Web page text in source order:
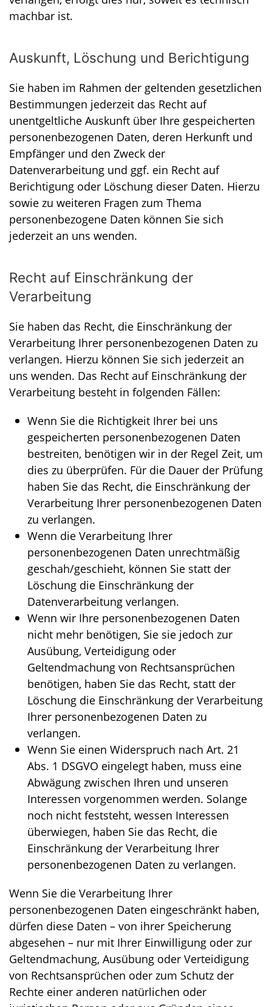
machbar ist.
Auskunft, Löschung und Berichtigung
Sie haben im Rahmen der geltenden gesetzlichen
Bestimmungen jederzeit das Recht auf
unentgeltliche Auskunft über Ihre gespeicherten
personenbezogenen Daten, deren Herkunft und
Empfänger und den Zweck der
Datenverarbeitung und ggf. ein Recht auf
Berichtigung oder Löschung dieser Daten. Hierzu
sowie zu weiteren Fragen zum Thema
personenbezogene Daten können Sie sich
jederzeit an uns wenden.
Recht auf Einschränkung der
Verarbeitung
Sie haben das Recht, die Einschränkung der
Verarbeitung Ihrer personenbezogenen Daten zu
verlangen. Hierzu können Sie sich jederzeit an
uns wenden. Das Recht auf Einschränkung der
Verarbeitung besteht in folgenden Fällen:
Wenn Sie die Richtigkeit Ihrer bei uns
gespeicherten personenbezogenen Daten
bestreiten, benötigen wir in der Regel Zeit, um
dies zu überprüfen. Für die Dauer der Prüfung
haben Sie das Recht, die Einschränkung der
Verarbeitung Ihrer personenbezogenen Daten
zu verlangen.
Wenn die Verarbeitung Ihrer
personenbezogenen Daten unrechtmäßig
geschah/geschieht, können Sie statt der
Löschung die Einschränkung der
Datenverarbeitung verlangen.
Wenn wir Ihre personenbezogenen Daten
nicht mehr benötigen, Sie sie jedoch zur
Ausübung, Verteidigung oder
Geltendmachung von Rechtsansprüchen
benötigen, haben Sie das Recht, statt der
Löschung die Einschränkung der Verarbeitung
Ihrer personenbezogenen Daten zu
verlangen.
Wenn Sie einen Widerspruch nach Art. 21
Abs. 1 DSGVO eingelegt haben, muss eine
Abwägung zwischen Ihren und unseren
Interessen vorgenommen werden. Solange
noch nicht feststeht, wessen Interessen
überwiegen, haben Sie das Recht, die
Einschränkung der Verarbeitung Ihrer
personenbezogenen Daten zu verlangen.
Wenn Sie die Verarbeitung Ihrer
personenbezogenen Daten eingeschränkt haben,
dürfen diese Daten – von ihrer Speicherung
abgesehen – nur mit Ihrer Einwilligung oder zur
Geltendmachung, Ausübung oder Verteidigung
von Rechtsansprüchen oder zum Schutz der
Rechte einer anderen natürlichen oder